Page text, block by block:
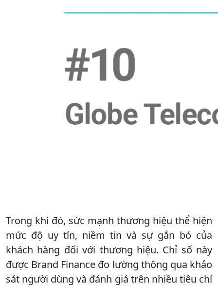
Trong khi đó, sức mạnh thương hiệu thể hiện
mức độ uy tín, niềm tin và sự gắn bó của
khách hàng đối với thương hiệu. Chỉ số này
được Brand Finance đo lường thông qua khảo
sát người dùng và đánh giá trên nhiều tiêu chí